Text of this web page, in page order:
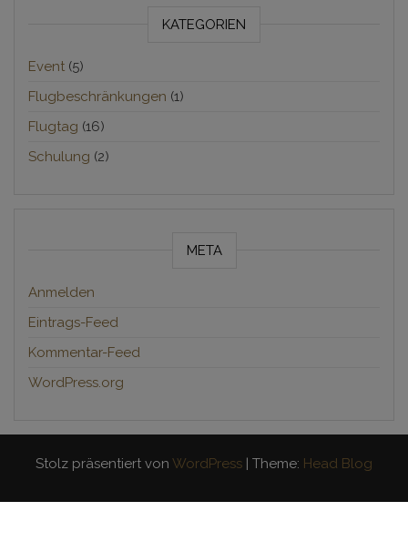
KATEGORIEN
Event (5)
Flugbeschränkungen (1)
Flugtag (16)
Schulung (2)
META
Anmelden
Eintrags-Feed
Kommentar-Feed
WordPress.org
Stolz präsentiert von WordPress | Theme: Head Blog